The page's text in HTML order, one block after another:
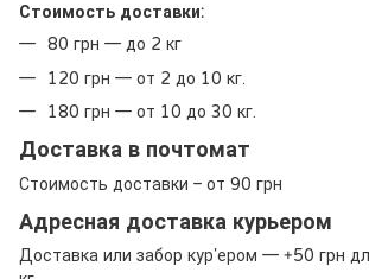
Стоимость доставки:
80 грн — до 2 кг
120 грн — от 2 до 10 кг.
180 грн — от 10 до 30 кг.
Доставка в почтомат
Стоимость доставки – от 90 грн
Адресная доставка курьером
Доставка или забор кур’ером — +50 грн